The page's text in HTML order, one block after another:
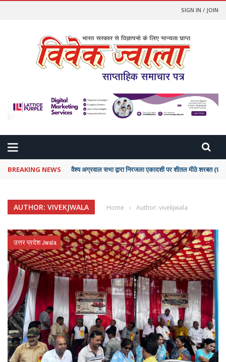
SIGN IN / JOIN
BREAKING NEWS वैश्य अग्रवाल सभा द्वारा निरजला एकादशी पर शीतल मीठे शरबत
AUTHOR: VIVEKJWALA Home › Author: vivekjwala
उत्तर प्रदेश Jwala